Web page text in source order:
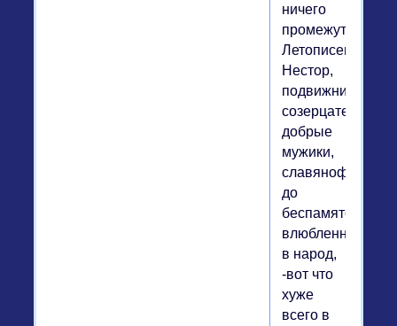
ничего
промежуточного.
Летописец
Нестор,
подвижники-
созерцатели,
добрые
мужики,
славянофилы,
до
беспамятства
влюбленные
в народ,
-вот что
хуже
всего в